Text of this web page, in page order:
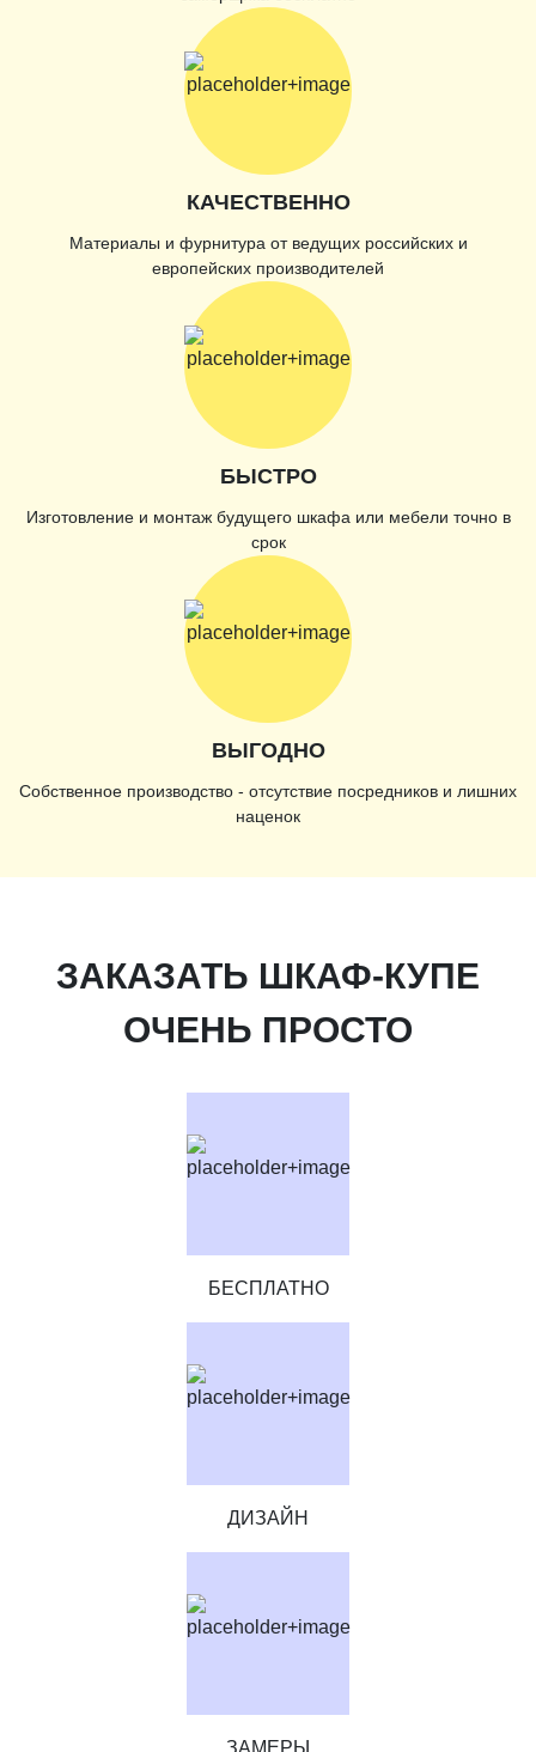
КАЧЕСТВЕННО
Материалы и фурнитура от ведущих российских и
европейских производителей
БЫСТРО
Изготовление и монтаж будущего шкафа или мебели точно в
срок
ВЫГОДНО
Собственное производство - отсутствие посредников и лишних
наценок
ЗАКАЗАТЬ ШКАФ-КУПЕ
ОЧЕНЬ ПРОСТО
БЕСПЛАТНО
ДИЗАЙН
ЗАМЕРЫ